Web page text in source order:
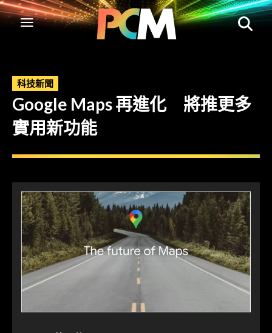
科技新聞
Google Maps 再進化 將推更多
實用新功能